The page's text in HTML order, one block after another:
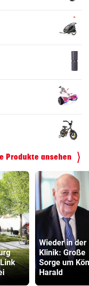
Produkte ansehen
Wieder in der
Klinik: Große
Sorge um
Harald